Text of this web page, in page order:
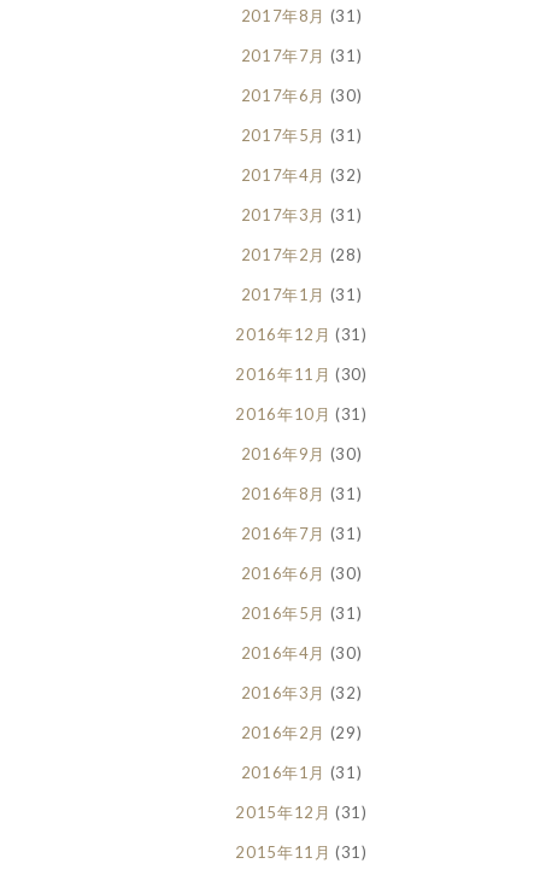
2017年8月 (31)
2017年7月 (31)
2017年6月 (30)
2017年5月 (31)
2017年4月 (32)
2017年3月 (31)
2017年2月 (28)
2017年1月 (31)
2016年12月 (31)
2016年11月 (30)
2016年10月 (31)
2016年9月 (30)
2016年8月 (31)
2016年7月 (31)
2016年6月 (30)
2016年5月 (31)
2016年4月 (30)
2016年3月 (32)
2016年2月 (29)
2016年1月 (31)
2015年12月 (31)
2015年11月 (31)